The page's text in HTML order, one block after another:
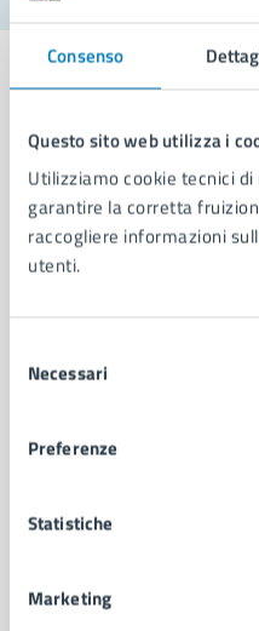
Consenso
Questo sito web utilizza i
Utilizziamo cookie tecnici
garantire la corretta
raccogliere informazioni
utenti.
delNecessari
Preferenze
Statistiche
Marketing
Comune di
AMMINISTRAZIONE
Aree amministrative
Uffici
Enti e fondazioni
Personale amministrativo
CATEGORIE DI SERVIZIO